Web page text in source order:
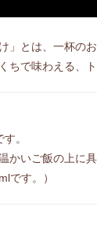
」とは、一杯
ちで味わえる、
。
かいご飯の上に
です。）